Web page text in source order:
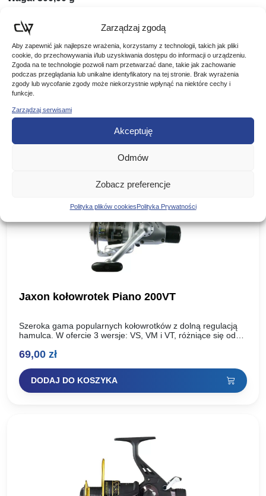
Zarządzaj zgodą
Aby zapewnić jak najlepsze wrażenia, korzystamy z technologii, takich jak pliki
cookie, do przechowywania i/lub uzyskiwania dostępu do informacji o urządzeniu.
Zgoda na te technologie pozwoli nam przetwarzać dane, takie jak zachowanie
podczas przeglądania lub unikalne identyfikatory na tej stronie. Brak wyrażenia
zgody lub wycofanie zgody może niekorzystnie wpłynąć na niektóre cechy i
funkcje.
Zarządzaj serwisami
Akceptuję
Odmów
Zobacz preferencje
Polityka plików cookiesPolityka Prywatności
Poznaj podobne produkty, które mogą Ci się spodobać
Jaxon kołowrotek Piano 200VT
Szeroka gama popularnych kołowrotków z dolną regulacją
hamulca. W ofercie 3 wersje: VS, VM i VT, różniące się od
69,00 zł
DODAJ DO KOSZYKA